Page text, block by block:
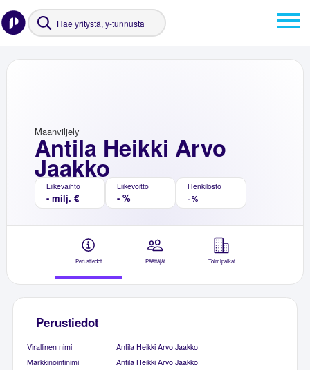
Antila Heikki Arvo
Jaakko
Maanviljely
Liikevaihto
- milj. €
Liikevoitto
- %
Henkilöstö
- %
Perustiedot Päättäjät Toimipaikat
Perustiedot
Virallinen nimi
Antila Heikki Arvo Jaakko
Markkinointinimi
Antila Heikki Arvo Jaakko